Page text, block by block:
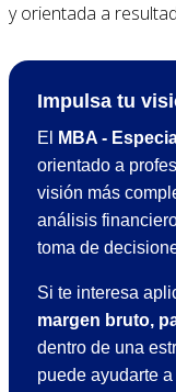
y orientada a
Impulsa tu
El MBA -
orientado a
visión más
análisis
toma de
Si te interesa
margen bruto,
dentro de una
puede ayudarte